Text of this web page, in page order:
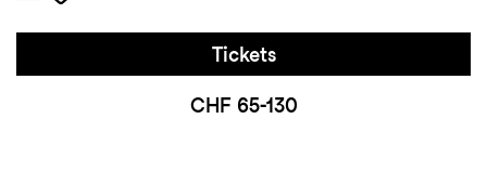
Tickets
CHF 65-130